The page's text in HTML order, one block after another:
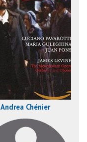
Andrea Chénier